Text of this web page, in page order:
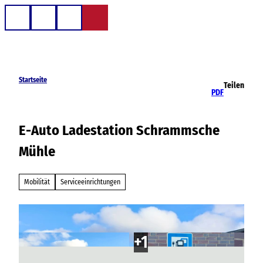
Startseite
PDF
Teilen
E-Auto Ladestation Schrammsche
Mühle
Mobilität Serviceeinrichtungen